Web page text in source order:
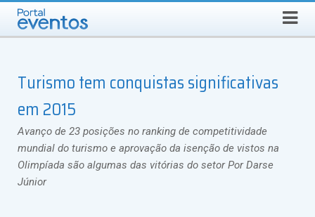
SEGUNDA-FEIRA, 10 DE AGOSTO DE 2026 Select Language ▼
Turismo tem conquistas significativas
em 2015
Avanço de 23 posições no ranking de competitividade
mundial do turismo e aprovação da isenção de vistos na
Olimpíada são algumas das vitórias do setor Por Darse
Júnior